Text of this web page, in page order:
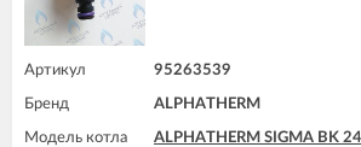
Артикул 95263539
Бренд ALPHATHERM
Модель котла
ALPHATHERM SIGMA BK